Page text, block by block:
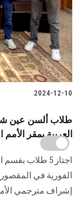
2024-12-10
طلاب ألسن عين
العربية بمقر
اجتاز 5 طلاب
‏الفورية في
إشراف مترجمي